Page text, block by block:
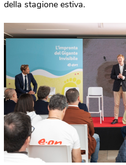
della stagione estiva.